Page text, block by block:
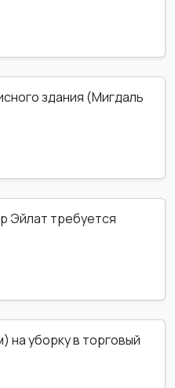
здания (Мигдаль
Эйлат требуется
уборку в торговый